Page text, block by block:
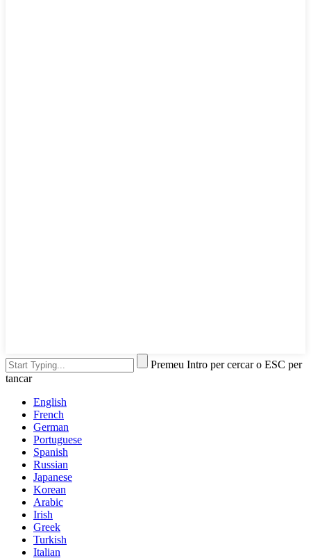
Premeu Intro per cercar o ESC per
tancar
English
French
German
Portuguese
Spanish
Russian
Japanese
Korean
Arabic
Irish
Greek
Turkish
Italian